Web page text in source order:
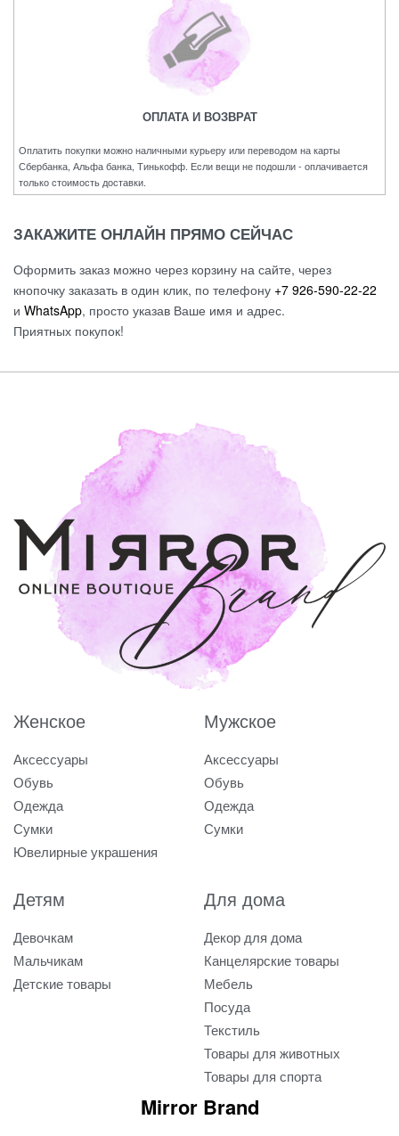
ОПЛАТА И ВОЗВРАТ
Оплатить покупки можно наличными курьеру или переводом на карты
Сбербанка, Альфа банка, Тинькофф. Если вещи не подошли - оплачивается
только стоимость доставки.
ЗАКАЖИТЕ ОНЛАЙН ПРЯМО СЕЙЧАС
Оформить заказ можно через корзину на сайте, через
кнопочку заказать в один клик, по телефону +7 926-590-22-22
и WhatsApp, просто указав Ваше имя и адрес.
Приятных покупок!
Женское
Аксессуары
Обувь
Одежда
Сумки
Ювелирные украшения
Мужское
Аксессуары
Обувь
Одежда
Сумки
Детям
Девочкам
Мальчикам
Детские товары
Для дома
Декор для дома
Канцелярские товары
Мебель
Посуда
Текстиль
Товары для животных
Товары для спорта
Mirror Brand